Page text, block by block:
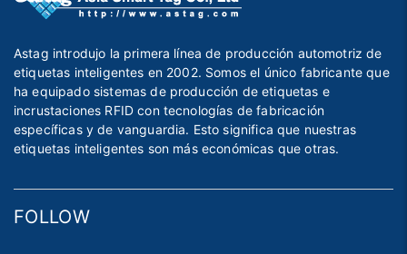
Astag introdujo la primera línea de producción automotriz de
etiquetas inteligentes en 2002. Somos el único fabricante que
ha equipado sistemas de producción de etiquetas e
incrustaciones RFID con tecnologías de fabricación
específicas y de vanguardia. Esto significa que nuestras
etiquetas inteligentes son más económicas que otras.
FOLLOW